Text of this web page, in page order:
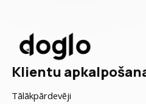
Klientu
Tālākpārdevēji